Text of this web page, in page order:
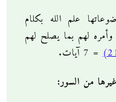
علم الله بكلام
لهم بما يصلح لهم
= 7 آيات.